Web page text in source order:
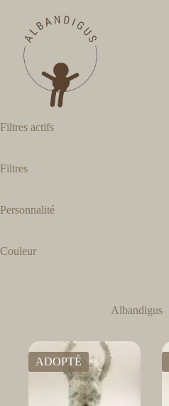
contenu
Albandigus
ADOPTÉ
Filtres actifs
Filtres
Personnalité
Couleur